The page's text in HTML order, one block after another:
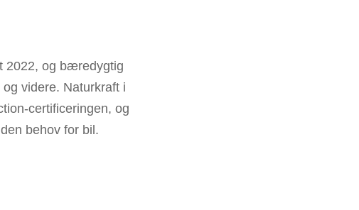
2022, og bæredygtig
videre. Naturkraft i
certificeringen, og
behov for bil.